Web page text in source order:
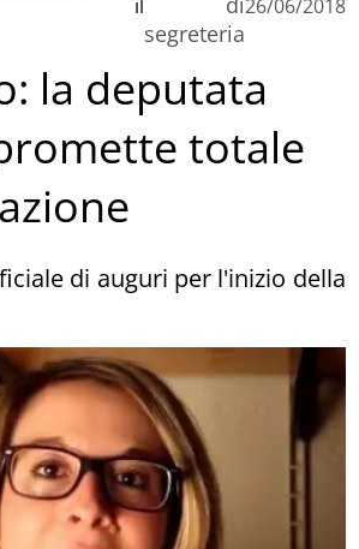
segreteria
il 26/06/2018
la deputata
totale
di auguri per l'inizio della